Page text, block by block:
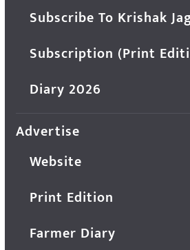
Subscribe To Krishak
Subscription (Print
Diary 2026
Advertise
Website
Print Edition
Farmer Diary